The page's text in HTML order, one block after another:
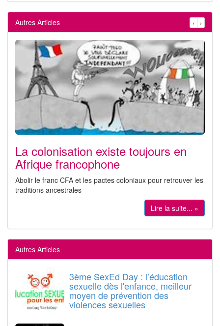
Autres Articles ‹ ›
La colonisation existe toujours en
Afrique francophone
Abolir le franc CFA et les pactes coloniaux pour retrouver les
traditions ancestrales
Lire la suite... »
Autres Articles
3ème SexEd Day : l’éducation
sexuelle dès l'enfance, meilleur
moyen de prévention des
violences sexuelles